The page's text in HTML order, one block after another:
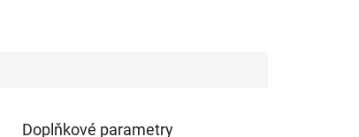
Doplňkové parametry